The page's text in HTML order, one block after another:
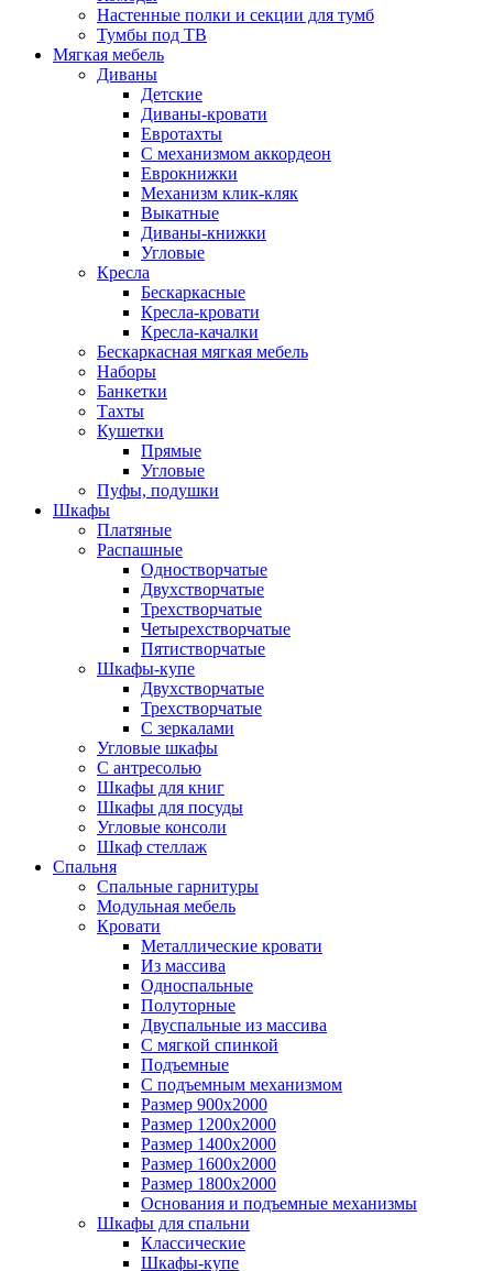
Настенные полки и секции для тумб
Тумбы под ТВ
Мягкая мебель
Диваны
Детские
Диваны-кровати
Евротахты
С механизмом аккордеон
Еврокнижки
Механизм клик-кляк
Выкатные
Диваны-книжки
Угловые
Кресла
Бескаркасные
Кресла-кровати
Кресла-качалки
Бескаркасная мягкая мебель
Наборы
Банкетки
Тахты
Кушетки
Прямые
Угловые
Пуфы, подушки
Шкафы
Платяные
Распашные
Одностворчатые
Двухстворчатые
Трехстворчатые
Четырехстворчатые
Пятистворчатые
Шкафы-купе
Двухстворчатые
Трехстворчатые
С зеркалами
Угловые шкафы
С антресолью
Шкафы для книг
Шкафы для посуды
Угловые консоли
Шкаф стеллаж
Спальня
Спальные гарнитуры
Модульная мебель
Кровати
Металлические кровати
Из массива
Односпальные
Полуторные
Двуспальные из массива
С мягкой спинкой
Подъемные
С подъемным механизмом
Размер 900х2000
Размер 1200х2000
Размер 1400х2000
Размер 1600х2000
Размер 1800х2000
Основания и подъемные механизмы
Шкафы для спальни
Классические
Шкафы-купе